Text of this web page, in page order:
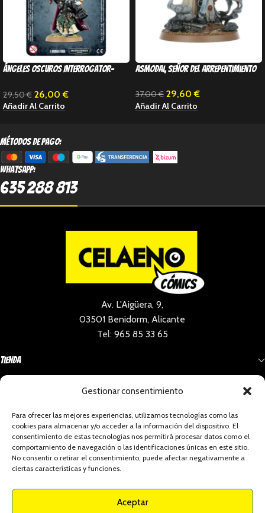
Gestionar consentimiento
Para ofrecer las mejores experiencias, utilizamos tecnologías como las
cookies para almacenar y/o acceder a la información del dispositivo. El
consentimiento de estas tecnologías nos permitirá procesar datos como el
comportamiento de navegación o las identificaciones únicas en este sitio.
No consentir o retirar el consentimiento, puede afectar negativamente a
ciertas características y funciones.
Aceptar
Ángeles Oscuros Interrogator-
29,50€ 26,00€
Añadir Al Carrito
Asmodai, Señor del Arrepentimiento
37,00€ 29,60€
Añadir Al Carrito
métodos de pago:
Whatsapp:
635 288 813
Av. L'Aigüera, 9,
03501 Benidorm, Alicante
Tel: 965 85 33 65
Tienda
Social
Celaeno Comics - Todos los derechos reservados